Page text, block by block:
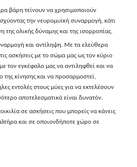
βάρη τείνουν να χρησιμοποιούν
την νευρομυϊκή συναρμογή, κάτι
της ολικής δύναμης και της ισορροπίας.
και αντίληψη. Με τα ελεύθερα
ασκήσεις με το σώμα μας ως τον κύριο
τον εγκέφαλο μας να αντιληφθεί και να
της κίνησης και να προσαρμοστεί,
εντολές στους μύες για να εκτελέσουν
αποτελεσματικά είναι δυνατόν.
σε ασκήσεις που μπορείς να κάνεις
και σε οποιονδήποτε χώρο σε